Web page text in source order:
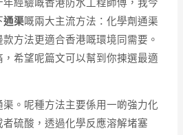
經驗嘅香港防水工程師傅，我今
通渠嘅兩大主流方法：化學劑通渠
款方法更適合香港嘅環境同需要。
希望呢篇文可以幫到你揀選最適
。呢種方法主要係用一啲強力化
硫酸，透過化學反應溶解堵塞